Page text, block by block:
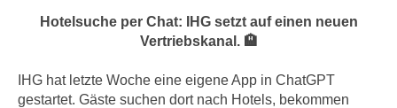
Hotelsuche per Chat: IHG setzt auf einen neuen
Vertriebskanal. 🏨
IHG hat letzte Woche eine eigene App in ChatGPT
gestartet. Gäste suchen dort nach Hotels, bekommen